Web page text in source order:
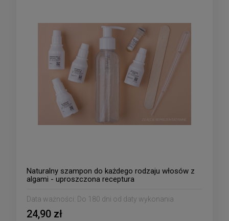
Naturalny szampon do każdego rodzaju włosów z
algami - uproszczona receptura
Data ważności: Do 180 dni od daty wykonania
24,90 zł